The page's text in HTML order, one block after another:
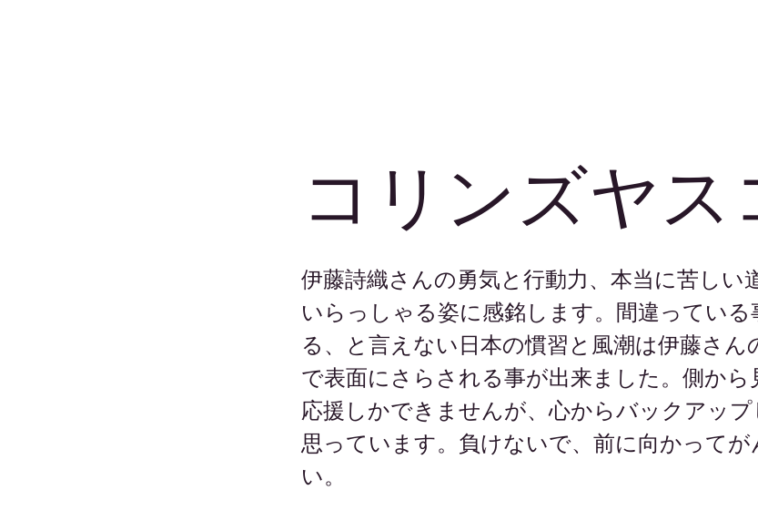
コリンズヤス
伊藤詩織さんの勇気と行動力、本当に苦しい
いらっしゃる姿に感銘します。間違っている
る、と言えない日本の慣習と風潮は伊藤さん
で表面にさらされる事が出来ました。側か
応援しかできませんが、心からバックアッ
思っています。負けないで、前に向かってが
い。